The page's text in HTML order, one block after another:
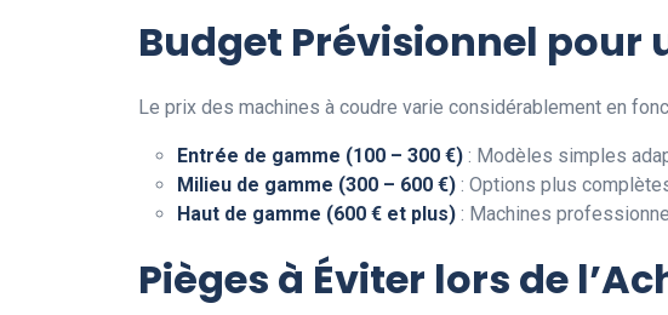
Budget Prévisionnel pour
Le prix des machines à coudre varie considérablement en
Entrée de gamme (100 – 300 €) : Modèles simples
Milieu de gamme (300 – 600 €) : Options plus
Haut de gamme (600 € et plus) : Machines
Pièges à Éviter lors de